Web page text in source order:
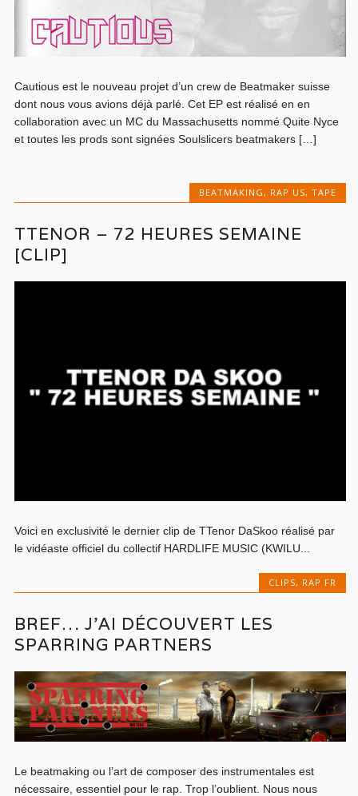
Cautious est le nouveau projet d’un crew de Beatmaker suisse
dont nous vous avions déjà parlé. Cet EP est réalisé en en
collaboration avec un MC du Massachusetts nommé Quite Nyce
et toutes les prods sont signées Soulslicers beatmakers […]
BEATMAKING , RAP US, TAPE
TTENOR – 72 HEURES SEMAINE
[CLIP]
Voici en exclusivité le dernier clip de TTenor DaSkoo réalisé par
le vidéaste officiel du collectif HARDLIFE MUSIC (KWILU...
CLIPS, RAP FR
BREF… J’AI DÉCOUVERT LES
SPARRING PARTNERS
Le beatmaking ou l’art de composer des instrumentales est
nécessaire, essentiel pour le rap. Trop l’oublient. Nous nous